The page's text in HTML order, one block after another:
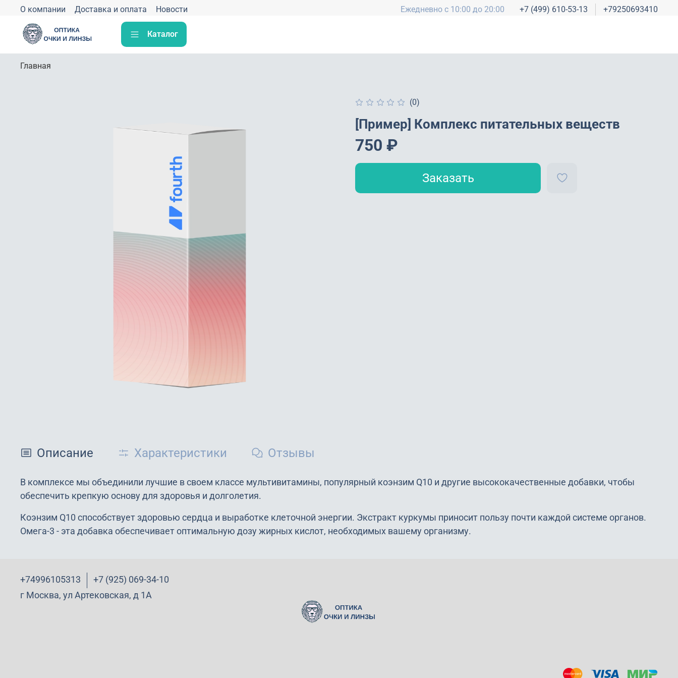
О компании Доставка и оплата Новости Ежедневно с 10:00 до 20:00 +7 (499) 610-53-13 +79250693410
Каталог
Главная
(0)
[Пример] Комплекс питательных веществ
750 ₽
Заказать
Описание Характеристики Отзывы
В комплексе мы объединили лучшие в своем классе мультивитамины, популярный коэнзим Q10 и другие высококачественные добавки, чтобы
обеспечить крепкую основу для здоровья и долголетия.
Коэнзим Q10 способствует здоровью сердца и выработке клеточной энергии. Экстракт куркумы приносит пользу почти каждой системе органов.
Омега-3 - эта добавка обеспечивает оптимальную дозу жирных кислот, необходимых вашему организму.
+74996105313
+7 (925) 069-34-10
г Москва, ул Артековская, д 1А